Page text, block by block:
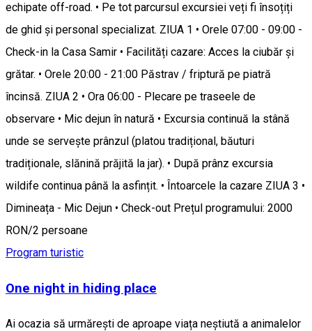
echipate off-road. • Pe tot parcursul excursiei veți fi însoțiți
de ghid și personal specializat. ZIUA 1 • Orele 07:00 - 09:00 -
Check-in la Casa Samir • Facilități cazare: Acces la ciubăr și
grătar. • Orele 20:00 - 21:00 Păstrav / friptură pe piatră
încinsă. ZIUA 2 • Ora 06:00 - Plecare pe traseele de
observare • Mic dejun în natură • Excursia continuă la stână
unde se servește prânzul (platou tradițional, băuturi
tradiționale, slănină prăjită la jar). • După prânz excursia
wildife continua până la asfințit. • Întoarcele la cazare ZIUA 3 •
Dimineața - Mic Dejun • Check-out Prețul programului: 2000
RON/2 persoane
Program turistic
One night in hiding place
Ai ocazia să urmărești de aproape viața neștiută a animalelor